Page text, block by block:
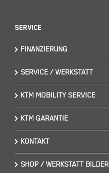
Service
FINANZIERUNG
SERVICE / WERKSTATT
KTM MOBILITY SERVICE
KTM GARANTIE
KONTAKT
SHOP / WERKSTATT BILDER